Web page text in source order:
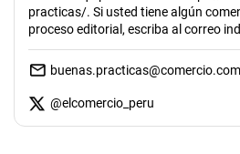
practicas/. Si usted tiene algún
proceso editorial, escriba al correo
@elcomercio_peru